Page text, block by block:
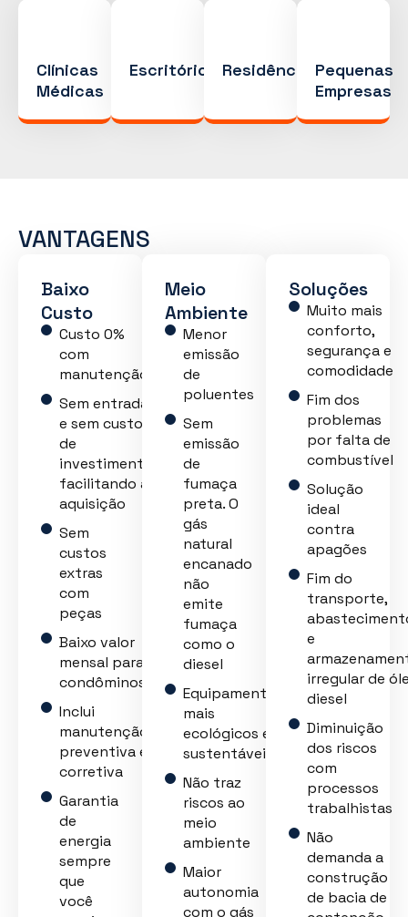
Clínicas
Médicas
Escritórios ResidênciasPequenas
Empresas
VANTAGENS
Baixo
Custo
Custo 0%
com
manutenção
Sem entrada
e sem custo
de
investimento,
facilitando a
aquisição
Sem
custos
extras
com
peças
Baixo valor
mensal para
condôminos
Inclui
manutenção
preventiva e
corretiva
Garantia
de
energia
sempre
que
você
Meio
Ambiente
Menor
emissão
de
poluentes
Sem
emissão
de
fumaça
preta. O
gás
natural
encanado
não
emite
fumaça
como o
diesel
Equipamento
mais
ecológicos e
sustentáveis
Não traz
riscos ao
meio
ambiente
Maior
autonomia
com o gás
Soluções
Muito mais
conforto,
segurança e
comodidade
Fim dos
problemas
por falta de
combustível
Solução
ideal
contra
apagões
Fim do
transporte,
e
irregular de
diesel
Diminuição
dos riscos
com
processos
trabalhistas
Não
demanda a
construção
de bacia de